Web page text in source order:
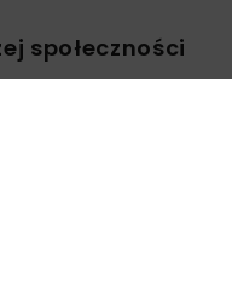
społeczności